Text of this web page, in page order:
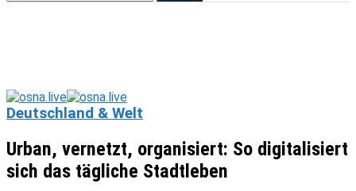
Deutschland & Welt
Urban, vernetzt, organisiert: So digitalisiert
sich das tägliche Stadtleben